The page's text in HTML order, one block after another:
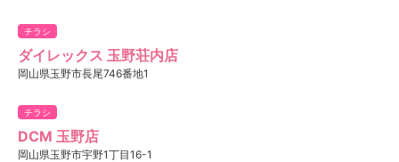
チラシ
ダイレックス 玉野荘内店
岡山県玉野市長尾746番地1
チラシ
DCM 玉野店
岡山県玉野市宇野1丁目16-1